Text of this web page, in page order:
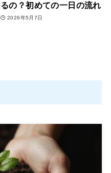
るの？初めての一日の流れ
2026年5月7日